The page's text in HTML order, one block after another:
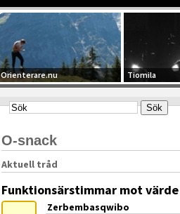
Orienterare.nu Tiomila
O-snack
Aktuell tråd
Funktionsärstimmar mot
Zerbembasqwibo